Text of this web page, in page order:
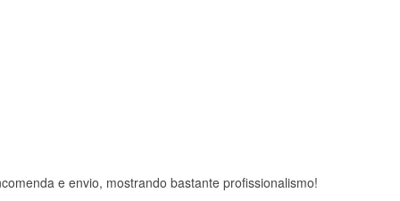
e envio, mostrando bastante profissionalismo!